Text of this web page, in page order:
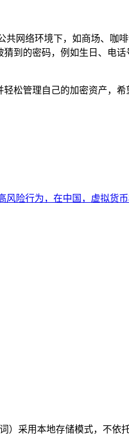
网络环境下，如商场、咖
到的密码，例如生日、电
松管理自己的加密资产，
险行为，在中国，虚拟货
）采用本地存储模式，不